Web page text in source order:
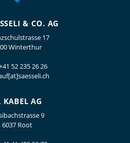
& CO. AG
17
Winterthur
52 235 26 26
KABEL AG
9
6037 Root